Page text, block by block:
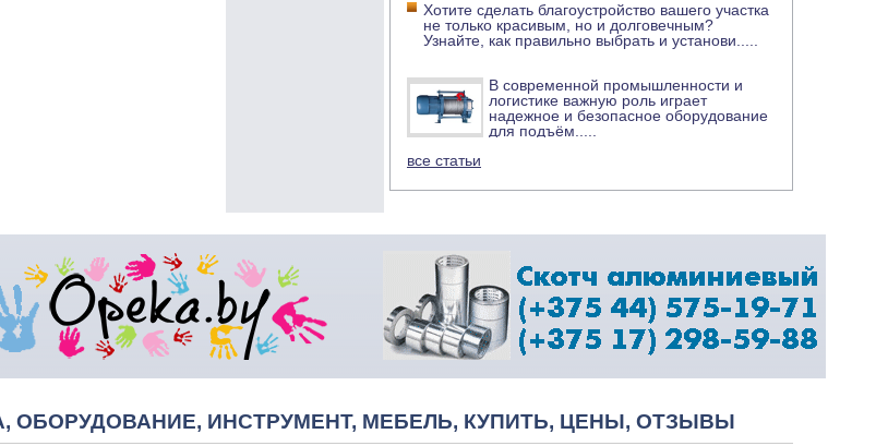
Хотите сделать благоустройство вашего участка
не только красивым, но и долговечным?
Узнайте, как правильно выбрать и установи
В современной промышленности и
логистике важную роль играет
надежное и безопасное оборудование
для подъём
все статьи
ОБОРУДОВАНИЕ, ИНСТРУМЕНТ, МЕБЕЛЬ, КУПИТЬ, ЦЕНЫ, ОТЗЫВЫ